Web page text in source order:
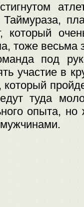
который
тоже весьма
под
участие в
туда
опыта,